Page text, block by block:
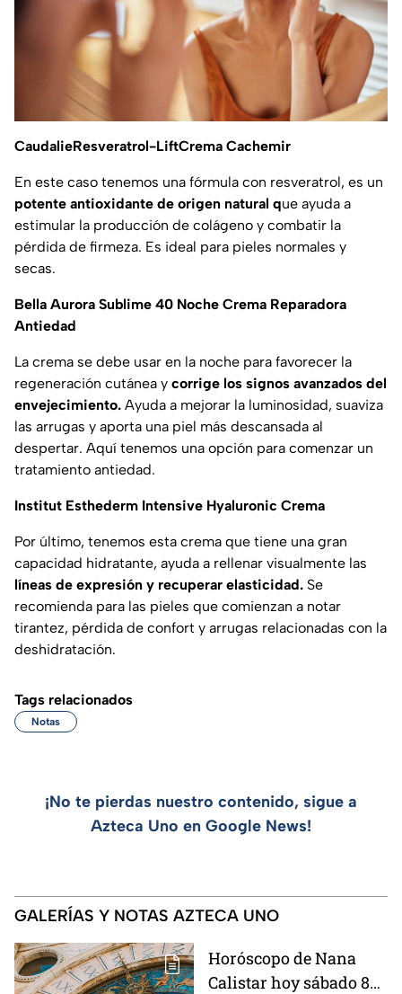
CaudalieResveratrol-LiftCrema Cachemir
En este caso tenemos una fórmula con resveratrol, es un
potente antioxidante de origen natural que ayuda a
estimular la producción de colágeno y combatir la
pérdida de firmeza. Es ideal para pieles normales y
secas.
Bella Aurora Sublime 40 Noche Crema Reparadora
Antiedad
La crema se debe usar en la noche para favorecer la
regeneración cutánea y corrige los signos avanzados del
envejecimiento. Ayuda a mejorar la luminosidad, suaviza
las arrugas y aporta una piel más descansada al
despertar. Aquí tenemos una opción para comenzar un
tratamiento antiedad.
Institut Esthederm Intensive Hyaluronic Crema
Por último, tenemos esta crema que tiene una gran
capacidad hidratante, ayuda a rellenar visualmente las
líneas de expresión y recuperar elasticidad. Se
recomienda para las pieles que comienzan a notar
tirantez, pérdida de confort y arrugas relacionadas con la
deshidratación.
Tags relacionados
Notas
¡No te pierdas nuestro contenido, sigue a
Azteca Uno en Google News!
GALERÍAS Y NOTAS AZTECA UNO
Horóscopo de Nana
Calistar hoy sábado 8